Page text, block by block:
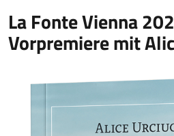
La Fonte Vienna
Vorpremiere mit